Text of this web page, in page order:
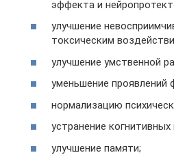
эффекта и
улучшение
токсическим
улучшение умственной
уменьшение проявлений
нормализацию
устранение когнитивных
улучшение памяти;